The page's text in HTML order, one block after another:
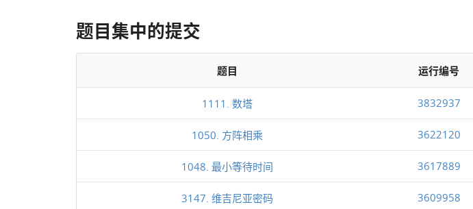
题目集中的提交
题目 运行编号
1111. 数塔 3832937
1050. 方阵相乘 3622120
1048. 最小等待时间 3617889
3147. 维吉尼亚密码 3609958